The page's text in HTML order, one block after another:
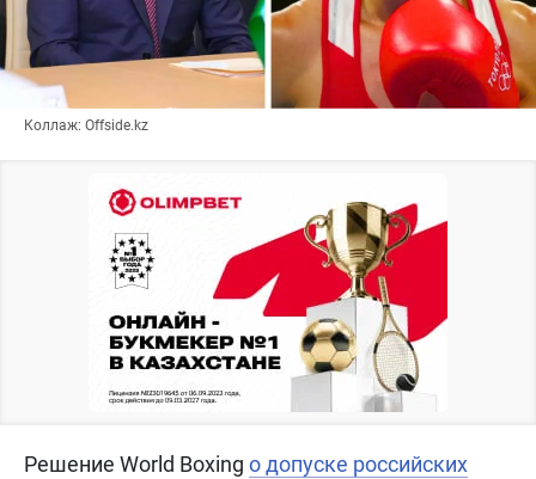
Коллаж: Offside.kz
Решение World Boxing о допуске российских